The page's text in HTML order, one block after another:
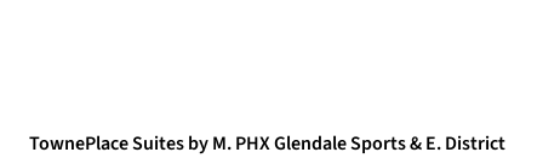
TownePlace Suites by M. PHX Glendale Sports & E. District